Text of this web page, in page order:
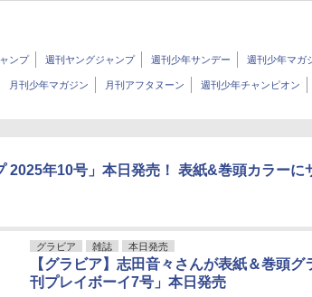
ンプ 週刊ヤングジャンプ 週刊少年サンデー 週刊少年マガ
月刊少年マガジン 月刊アフタヌーン 週刊少年チャンピオン
2025年10号」本日発売！ 表紙&巻頭カラー
グラビア 雑誌 本日発売
【グラビア】志田音々さんが表紙＆巻頭グ
刊プレイボーイ7号」本日発売